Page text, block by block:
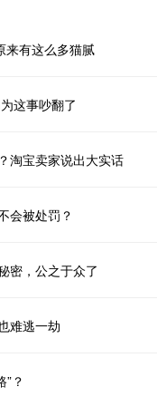
来有这么多猫腻
这事吵翻了
淘宝卖家说出大实话
会被处罚？
密，公之于众了
难逃一劫
”？